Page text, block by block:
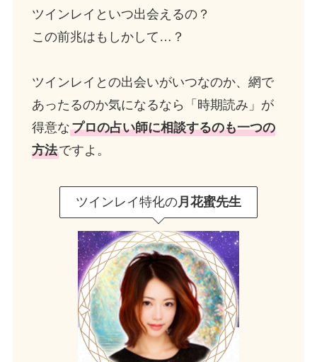
ツインレイといつ出会えるの？
この前兆はもしかして…？
ツインレイとの出会いがいつなのか、網で
あったるのか気になるなら「時期読み」が
得意なプロの占い師に相談するのも一つの
方法ですよ。
ツインレイ特化の月花蜜先生